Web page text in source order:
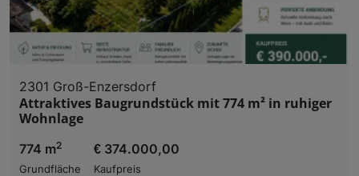
2301 Groß-Enzersdorf
Attraktives Baugrundstück mit 774 m² in ruhiger
Wohnlage
774 m2
Grundfläche
€ 374.000,00
Kaufpreis